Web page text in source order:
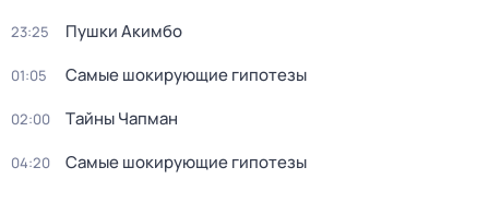
23:25 Пушки Акимбо
01:05 Самые шoкиpующие гипотезы
02:00 Тaйны Чапман
04:20 Самые шoкиpующие гипотезы